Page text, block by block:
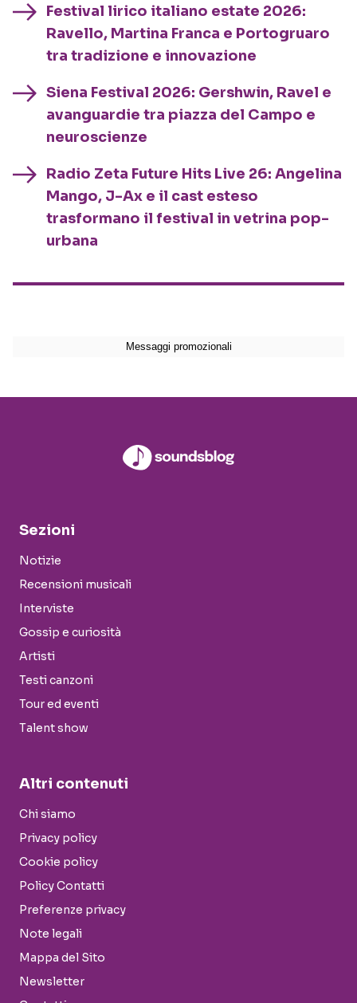
Festival lirico italiano estate 2026:
Ravello, Martina Franca e Portogruaro
tra tradizione e innovazione
Siena Festival 2026: Gershwin, Ravel e
avanguardie tra piazza del Campo e
neuroscienze
Radio Zeta Future Hits Live 26: Angelina
Mango, J-Ax e il cast esteso
trasformano il festival in vetrina pop-
urbana
Sezioni
Notizie
Recensioni musicali
Interviste
Gossip e curiosità
Artisti
Testi canzoni
Tour ed eventi
Talent show
Altri contenuti
Chi siamo
Privacy policy
Cookie policy
Policy Contatti
Preferenze privacy
Note legali
Mappa del Sito
Newsletter